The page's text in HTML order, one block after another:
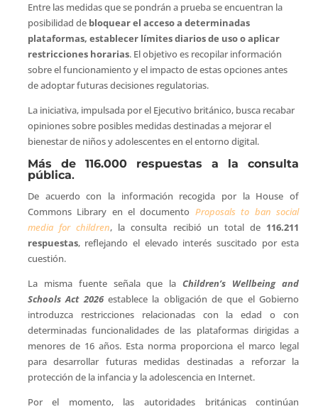
Entre las medidas que se pondrán a prueba se encuentran la
posibilidad de bloquear el acceso a determinadas
plataformas, establecer límites diarios de uso o aplicar
restricciones horarias. El objetivo es recopilar información
sobre el funcionamiento y el impacto de estas opciones antes
de adoptar futuras decisiones regulatorias.
La iniciativa, impulsada por el Ejecutivo británico, busca recabar
opiniones sobre posibles medidas destinadas a mejorar el
bienestar de niños y adolescentes en el entorno digital.
Más de 116.000 respuestas a la consulta
pública.
De acuerdo con la información recogida por la House of
Commons Library en el documento Proposals to ban social
media for children, la consulta recibió un total de 116.211
respuestas, reflejando el elevado interés suscitado por esta
cuestión.
La misma fuente señala que laChildren’s Wellbeing and
Schools Act 2026establece la obligación de que el Gobierno
introduzca restricciones relacionadas con la edad o con
determinadas funcionalidades de las plataformas dirigidas a
menores de 16 años. Esta norma proporciona el marco legal
para desarrollar futuras medidas destinadas a reforzar la
protección de la infancia y la adolescencia en Internet.
Por el momento, las autoridades británicas continúan